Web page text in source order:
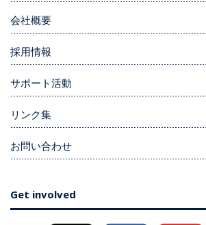
会社概要
採用情報
サポート活動
リンク集
お問い合わせ
Get involved